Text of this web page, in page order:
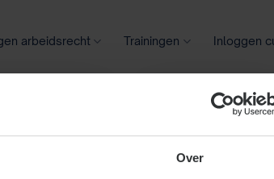
Over
arbeidsrecht Trainingen Inloggen
Zoeken